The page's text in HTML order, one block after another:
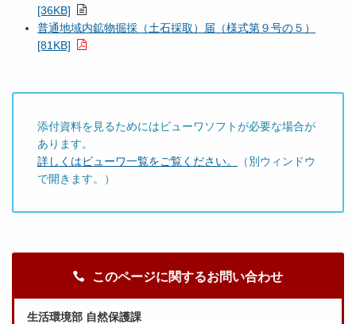
[36KB]
普通地域内鉱物掘採（土石採取）届（様式第９号の５）
[81KB]
添付資料を見るためにはビューワソフトが必要な場合が
あります。
詳しくはビューワ一覧をご覧ください。
（別ウィンドウ
で開きます。）
このページに関するお問い合わせ
生活環境部 自然保護課